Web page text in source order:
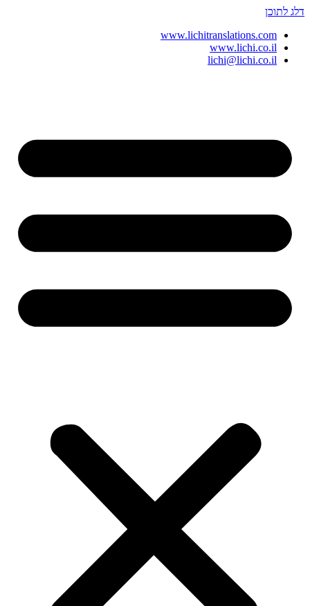
דלג לתוכן
www.lichitranslations.com
www.lichi.co.il
lichi@lichi.co.il